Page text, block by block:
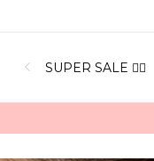
SUPER SALE ❤️‍🔥